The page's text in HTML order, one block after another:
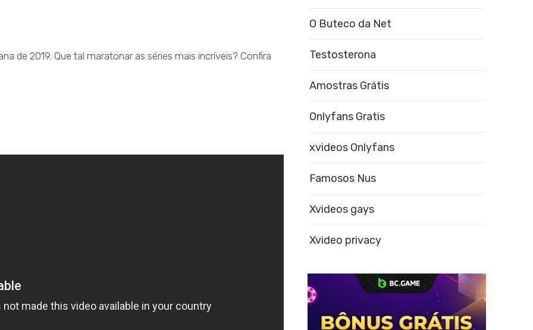
de 2019. Que tal maratonar as séries mais incríveis? Confira
O Buteco da Net
Testosterona
Amostras Grátis
Onlyfans Gratis
xvideos Onlyfans
Famosos Nus
Xvideos gays
Xvideo privacy